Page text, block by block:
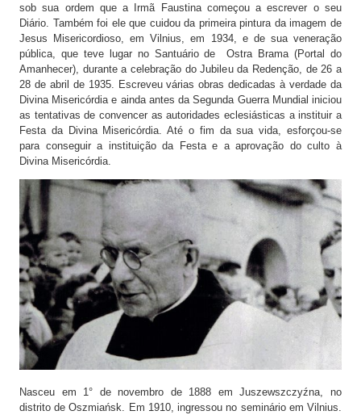
sob sua ordem que a Irmã Faustina começou a escrever o seu
Diário. Também foi ele que cuidou da primeira pintura da imagem de
Jesus Misericordioso, em Vilnius, em 1934, e de sua veneração
pública, que teve lugar no Santuário de Ostra Brama (Portal do
Amanhecer), durante a celebração do Jubileu da Redenção, de 26 a
28 de abril de 1935. Escreveu várias obras dedicadas à verdade da
Divina Misericórdia e ainda antes da Segunda Guerra Mundial iniciou
as tentativas de convencer as autoridades eclesiásticas a instituir a
Festa da Divina Misericórdia. Até o fim da sua vida, esforçou-se
para conseguir a instituição da Festa e a aprovação do culto à
Divina Misericórdia.
Nasceu em 1° de novembro de 1888 em Juszewszczyźna, no
distrito de Oszmiańsk. Em 1910, ingressou no seminário em Vilnius.